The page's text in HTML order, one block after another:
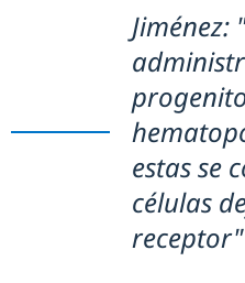
Jiménez:
estas se
células
receptor"